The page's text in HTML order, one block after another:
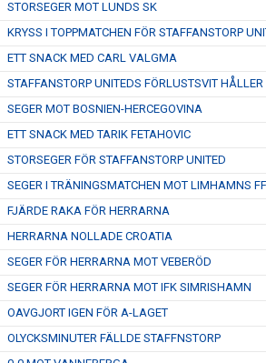
STORSEGER MOT LUNDS SK
KRYSS I TOPPMATCHEN FÖR STAFFANSTORP
ETT SNACK MED CARL VALGMA
STAFFANSTORP UNITEDS FÖRLUSTSVIT HÅLLER
SEGER MOT BOSNIEN-HERCEGOVINA
ETT SNACK MED TARIK FETAHOVIC
STORSEGER FÖR STAFFANSTORP UNITED
SEGER I TRÄNINGSMATCHEN MOT LIMHAMNS FF
FJÄRDE RAKA FÖR HERRARNA
HERRARNA NOLLADE CROATIA
SEGER FÖR HERRARNA MOT VEBERÖD
SEGER FÖR HERRARNA MOT IFK SIMRISHAMN
OAVGJORT IGEN FÖR A-LAGET
OLYCKSMINUTER FÄLLDE STAFFNSTORP